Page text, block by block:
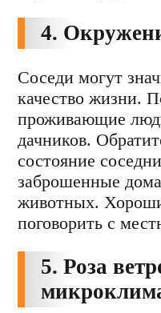
4.
Соседи могут
качество жизни.
проживающие
дачников.
состояние
заброшенные
животных.
поговорить с
5. Роза